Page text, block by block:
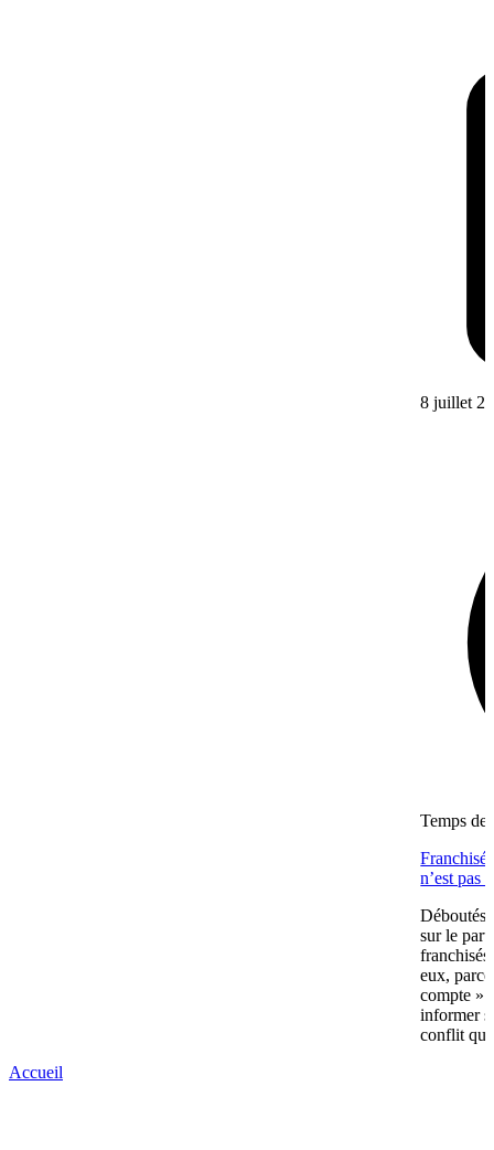
8 juillet
Temps de
n’est pas
Déboutés
sur le
eux,
compte »
informer
conflit qui
Accueil